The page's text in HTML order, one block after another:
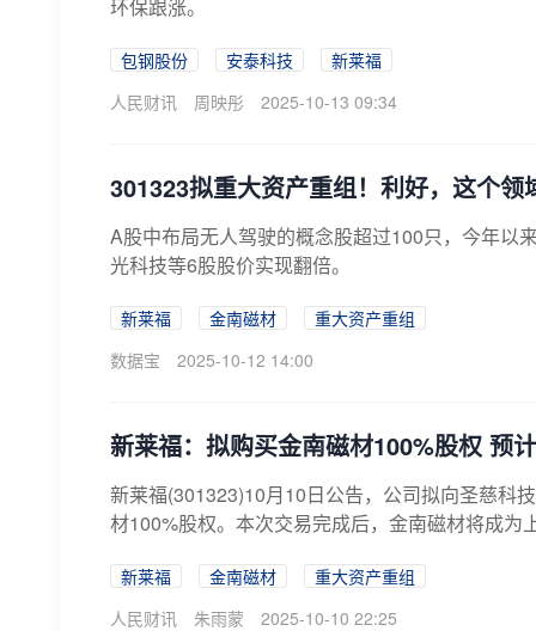
环保跟涨。
包钢股份 安泰科技
新莱福
人民财讯
周映彤 2025-10-13 09:34
301323拟重大资产重组！利好，这个领
A股中布局无人驾驶的概念股超过100只，今年以
光科技等6股股价实现翻倍。
新莱福 金南磁材
重大资产重组
数据宝
2025-10-12 14:00
新莱福：拟购买金南磁材100%股权 预
新莱福(301323)10月10日公告，公司拟向圣慈科
材100%股权。本次交易完成后，金南磁材将成
新莱福 金南磁材
重大资产重组
人民财讯
朱雨蒙 2025-10-10 22:25